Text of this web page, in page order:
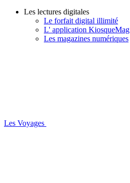
Les lectures digitales
Le forfait digital illimité
L' application KiosqueMag
Les magazines numériques
Les Voyages